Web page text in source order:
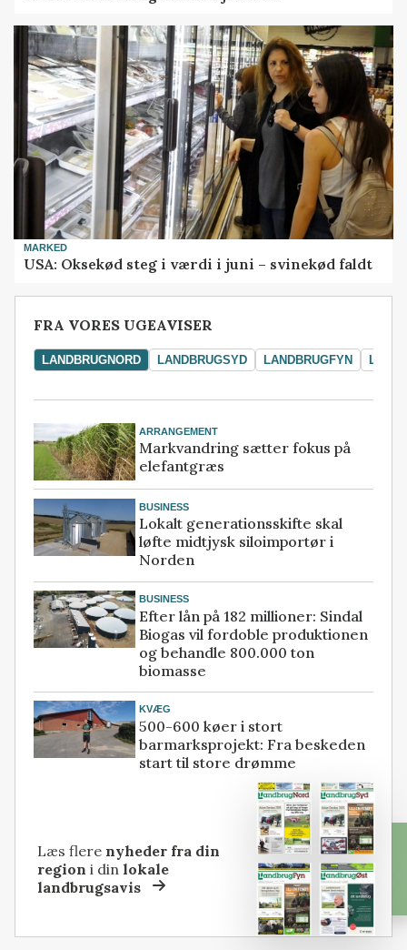
MARKED
USA: Oksekød steg i værdi i juni – svinekød faldt
FRA VORES UGEAVISER
LANDBRUGNORD LANDBRUGSYD LANDBRUGFYN
ARRANGEMENT
Markvandring sætter fokus på
elefantgræs
BUSINESS
Lokalt generationsskifte skal
løfte midtjysk siloimportør i
Norden
BUSINESS
Efter lån på 182 millioner: Sindal
Biogas vil fordoble produktionen
og behandle 800.000 ton
biomasse
KVÆG
500-600 køer i stort
barmarksprojekt: Fra beskeden
start til store drømme
Læs flere nyheder fra din
region i dinlokale
landbrugsavis